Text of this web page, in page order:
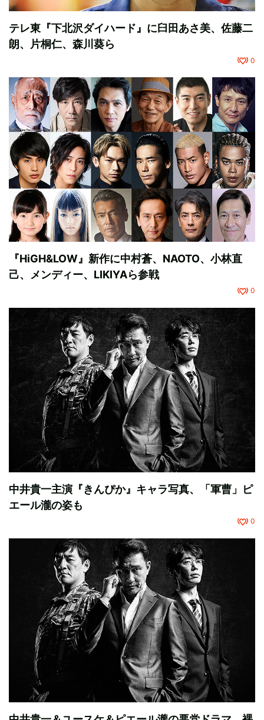
テレ東『下北沢ダイハード』に臼田あさ美、佐藤二
朗、片桐仁、森川葵ら
0
『HiGH&LOW』新作に中村蒼、NAOTO、小林直
己、メンディー、LIKIYAら参戦
0
中井貴一主演『きんぴか』キャラ写真、「軍曹」ピ
エール瀧の姿も
0